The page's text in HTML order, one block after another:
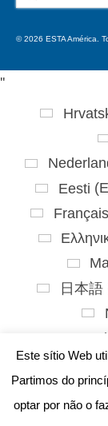
for:
© 2026 ESTA América.
Este sítio Web
Partimos do
optar por não o
''
Eesti (
Français
日本語
Español